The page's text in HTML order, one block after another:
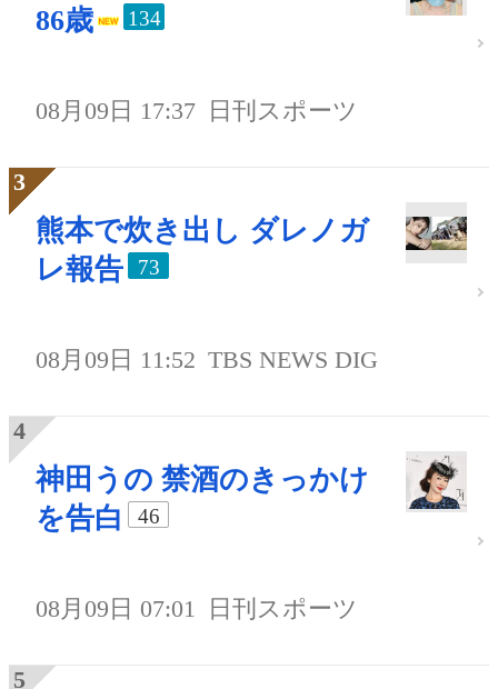
86歳
134
08月09日 17:37 日刊スポーツ
熊本で炊き出し ダレノガ
レ報告
73
08月09日 11:52 TBS NEWS DIG
神田うの 禁酒のきっかけ
を告白
46
08月09日 07:01 日刊スポーツ